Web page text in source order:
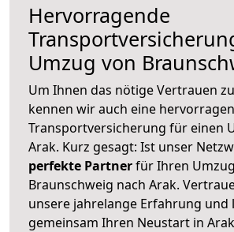
Hervorragende
Umzug von
Um Ihnen das nötige Vertrauen
kennen wir auch eine
Transportversicherung für einen
Arak. Kurz gesagt: Ist unser
perfekte Partnerfür Ihren
Braunschweig nach Arak.
unsere jahrelange Erfahrung und
gemeinsam Ihren Neustart in